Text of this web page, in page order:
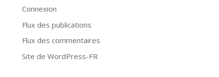
Connexion
Flux des publications
Flux des commentaires
Site de WordPress-FR